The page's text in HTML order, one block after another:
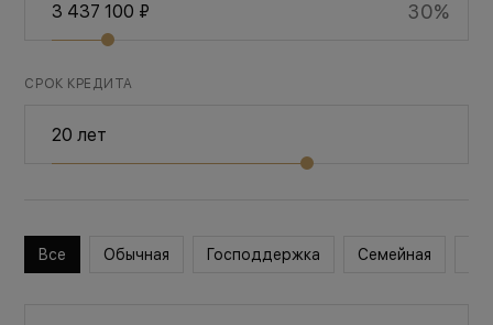
30%
СРОК КРЕДИТА
Все Обычная Господдержка Семейная